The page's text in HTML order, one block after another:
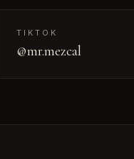
TIKTOK
@mr.mezcal